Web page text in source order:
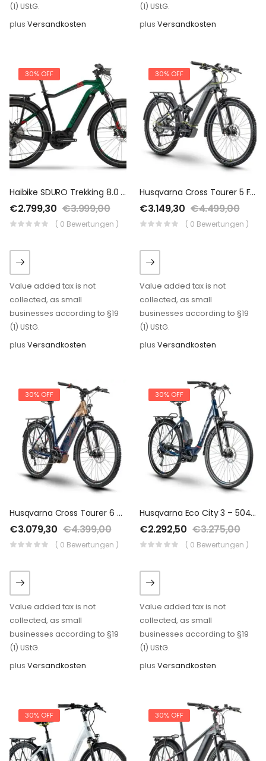
(1) UStG.
plus Versandkosten
(1) UStG.
plus Versandkosten
30% OFF
Haibike SDURO Trekking 8.0 – 500 Wh – 2020 – 28 Zoll – Diamant
€2.799,30 €3.999,00
( 0 Bewertungen )
Value added tax is not
collected, as small
businesses according to §19
(1) UStG.
plus Versandkosten
30% OFF
Husqvarna Cross Tourer 5 FS – 504 Wh – 2020 – 27,5 Plus Zoll – Fully
€3.149,30 €4.499,00
( 0 Bewertungen )
Value added tax is not
collected, as small
businesses according to §19
(1) UStG.
plus Versandkosten
30% OFF
Husqvarna Cross Tourer 6 – 630 Wh – 2020 – 27,5 Zoll – Damen Sport
€3.079,30 €4.399,00
( 0 Bewertungen )
Value added tax is not
collected, as small
businesses according to §19
(1) UStG.
plus Versandkosten
30% OFF
Husqvarna Eco City 3 – 504 Wh – 2020 – 28 Zoll – Tiefeinsteiger
€2.292,50 €3.275,00
( 0 Bewertungen )
Value added tax is not
collected, as small
businesses according to §19
(1) UStG.
plus Versandkosten
30% OFF 30% OFF